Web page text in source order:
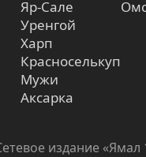
Яр-Сале
Уренгой
Харп
Красноселькуп
Мужи
Аксарка
издание «Ямал